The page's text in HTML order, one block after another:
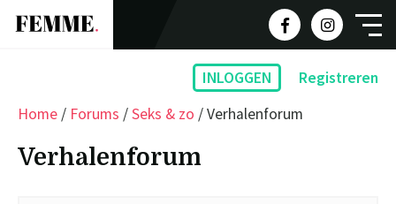
INLOGGEN
Registreren
Home / Forums /Seks & zo /Verhalenforum
Verhalenforum